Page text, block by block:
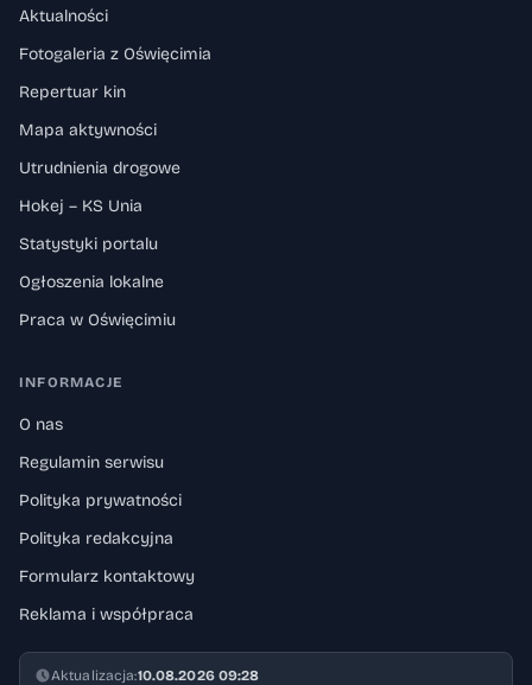
Aktualności
Fotogaleria z Oświęcimia
Repertuar kin
Mapa aktywności
Utrudnienia drogowe
Hokej – KS Unia
Statystyki portalu
Ogłoszenia lokalne
Praca w Oświęcimiu
INFORMACJE
O nas
Regulamin serwisu
Polityka prywatności
Polityka redakcyjna
Formularz kontaktowy
Reklama i współpraca
Aktualizacja:10.08.2026 09:28